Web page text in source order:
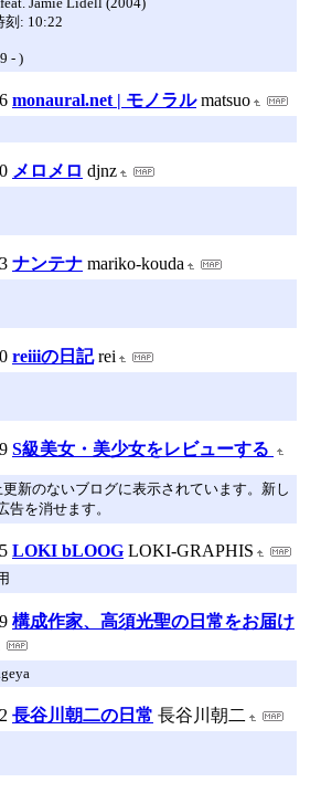
刻: 10:22
- )
monaural.net | モノラル matsuo
メロメロ djnz
ナンテナ mariko-kouda
reiiiの日記 rei
S級美女・美少女をレビューする
新のないブログに表示されています。新し
告を消せます。
LOKI bLOOG LOKI-GRAPHIS
構成作家、高須光聖の日常をお届け
長谷川朝二の日常 長谷川朝二